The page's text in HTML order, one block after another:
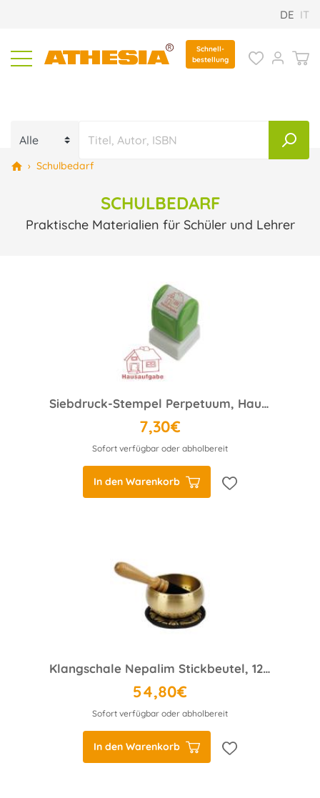
DE IT
Schnell-
bestellung
› Schulbedarf
SCHULBEDARF
Praktische Materialien für Schüler und Lehrer
Siebdruck-Stempel Perpetuum, Hausaufgaben-Haus
7,30€
Sofort verfügbar oder abholbereit
In den Warenkorb
Klangschale Nepalim Stickbeutel, 12 cm ø, ca. 400 g, gehämmerte Optik
54,80€
Sofort verfügbar oder abholbereit
In den Warenkorb